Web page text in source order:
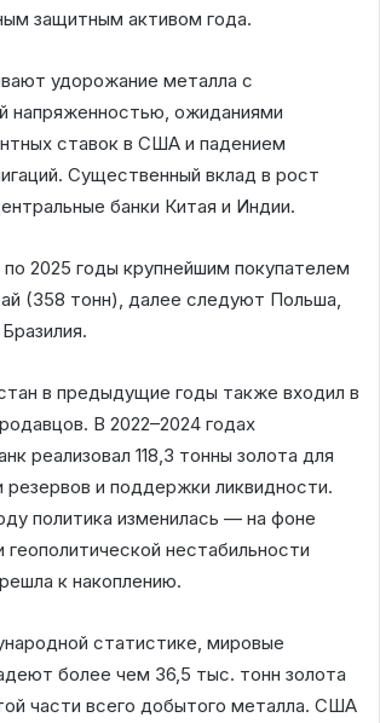
защитным активом года.
удорожание металла с
напряженностью, ожиданиями
ставок в США и падением
Существенный вклад в рост
банки Китая и Индии.
2025 годы крупнейшим покупателем
(358 тонн), далее следуют Польша,
в предыдущие годы также входил в
В 2022–2024 годах
реализовал 118,3 тонны золота для
резервов и поддержки ликвидности.
политика изменилась — на фоне
нестабильности
к накоплению.
статистике, мировые
более чем 36,5 тыс. тонн золота
части всего добытого металла. США